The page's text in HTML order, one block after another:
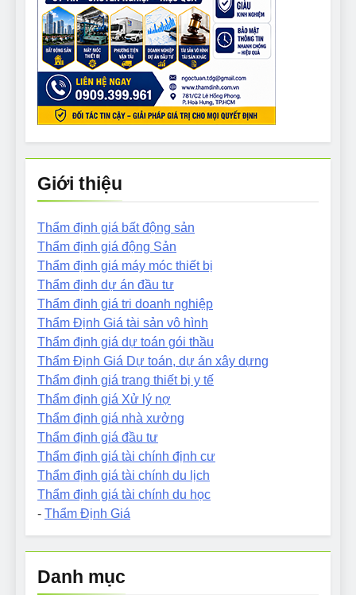
Giới thiệu
Thẩm định giá bất động sản
Thẩm định giá động Sản
Thẩm định giá máy móc thiết bị
Thẩm định dự án đầu tư
Thẩm định giá tri doanh nghiệp
Thẩm Định Giá tài sản vô hình
Thẩm định giá dự toán gói thầu
Thẩm Định Giá Dự toán, dự án xây dựng
Thẩm định giá trang thiết bị y tế
Thẩm định giá Xử lý nợ
Thẩm định giá nhà xưởng
Thẩm định giá đầu tư
Thẩm định giá tài chính định cư
Thẩm định giá tài chính du lịch
Thẩm định giá tài chính du học
- Thẩm Định Giá
Danh mục